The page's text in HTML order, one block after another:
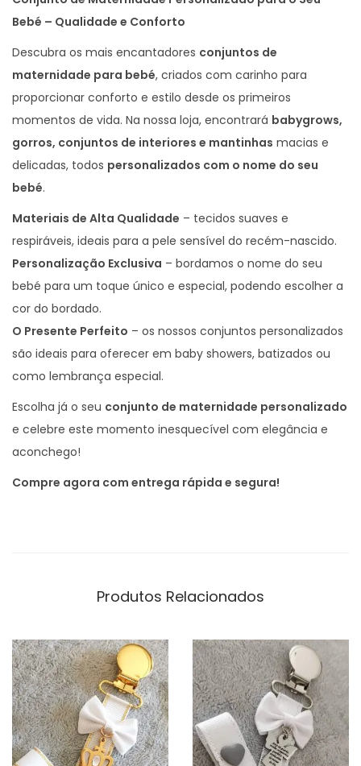
l
i
z
a
d
o
Bebé – Qualidade e Conforto
Descubra os mais encantadores conjuntos de
maternidade para bebé, criados com carinho para
proporcionar conforto e estilo desde os primeiros
momentos de vida. Na nossa loja, encontrará babygrows,
gorros, conjuntos de interiores e mantinhas macias e
delicadas, todos personalizados com o nome do seu
bebé.
Materiais de Alta Qualidade – tecidos suaves e
respiráveis, ideais para a pele sensível do recém-nascido.
Personalização Exclusiva – bordamos o nome do seu
bebé para um toque único e especial, podendo escolher a
cor do bordado.
O Presente Perfeito – os nossos conjuntos personalizados
são ideais para oferecer em baby showers, batizados ou
como lembrança especial.
Escolha já o seu conjunto de maternidade personalizado
e celebre este momento inesquecível com elegância e
aconchego!
Compre agora com entrega rápida e segura!
Produtos Relacionados